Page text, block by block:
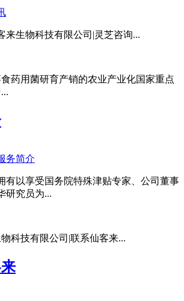
来生物科技有限公司|灵芝咨询...
药用菌研育产销的农业产业化国家重点
务简介
有以享受国务院特殊津贴专家、公司董事
研究员为...
科技有限公司|联系仙客来...